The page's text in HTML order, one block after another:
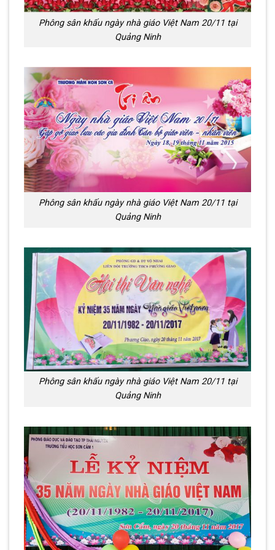
Phông sân khấu ngày nhà giáo Việt Nam 20/11 tại
Quảng Ninh
Phông sân khấu ngày nhà giáo Việt Nam 20/11 tại
Quảng Ninh
Phông sân khấu ngày nhà giáo Việt Nam 20/11 tại
Quảng Ninh